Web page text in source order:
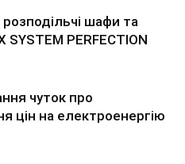
шафи та
SYSTEM PERFECTION
чуток про
цін на електроенергію